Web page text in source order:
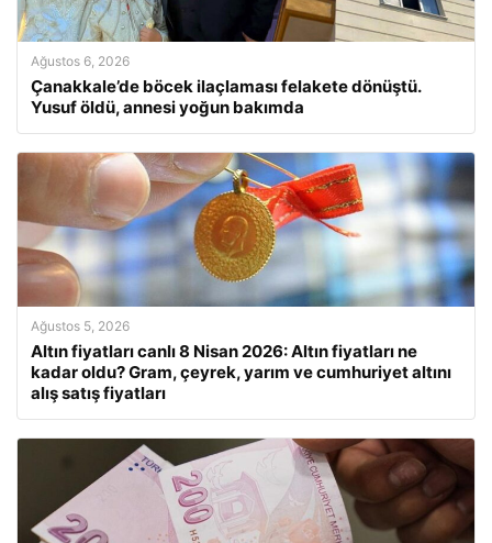
Ağustos 6, 2026
Çanakkale’de böcek ilaçlaması felakete dönüştü.
Yusuf öldü, annesi yoğun bakımda
Ağustos 5, 2026
Altın fiyatları canlı 8 Nisan 2026: Altın fiyatları ne
kadar oldu? Gram, çeyrek, yarım ve cumhuriyet altını
alış satış fiyatları